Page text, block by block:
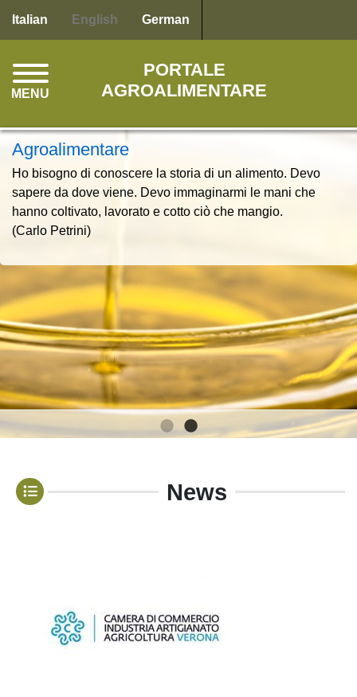
content
Italian English German
PORTALE
AGROALIMENTARE
MENU
Agroalimentare
Ho bisogno di conoscere la storia di un alimento. Devo
sapere da dove viene. Devo immaginarmi le mani che
hanno coltivato, lavorato e cotto ciò che mangio.
(Carlo Petrini)
1 2
News